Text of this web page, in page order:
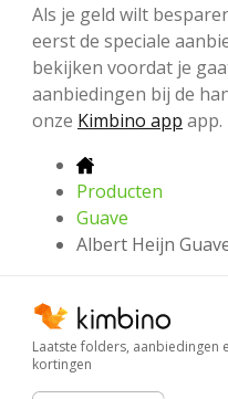
Als je geld wilt
eerst de speciale
bekijken voordat je
aanbiedingen bij de
onze Kimbino app app.
Producten
Guave
Albert Heijn
Laatste folders, aanbiedingen
kortingen